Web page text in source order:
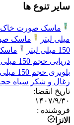
سایر تنوع ها
میلی لیتر
ماسک
150 میلی لیتر
دریایی حجم 150 میلی لیتر
بلوبری حجم 150 میلی لیتر
زغال و شکر سیاه حجم 150 میلی
تاریخ انقضا:
۱۴۰۷/۹/۳۰
فروشنده :
الانزا